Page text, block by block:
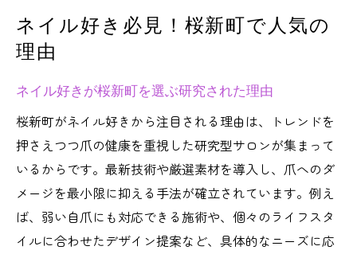
ネイル好き必見！桜新町で人気の
理由
ネイル好きが桜新町を選ぶ研究された理由
桜新町がネイル好きから注目される理由は、トレンドを
押さえつつ爪の健康を重視した研究型サロンが集まって
いるからです。最新技術や厳選素材を導入し、爪へのダ
メージを最小限に抑える手法が確立されています。例え
ば、弱い自爪にも対応できる施術や、個々のライフスタ
イルに合わせたデザイン提案など、具体的なニーズに応